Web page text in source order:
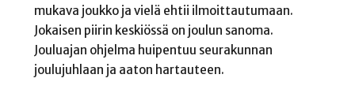
mukava joukko ja vielä ehtii ilmoittautumaan.
Jokaisen piirin keskiössä on joulun sanoma.
Jouluajan ohjelma huipentuu seurakunnan
joulujuhlaan ja aaton hartauteen.